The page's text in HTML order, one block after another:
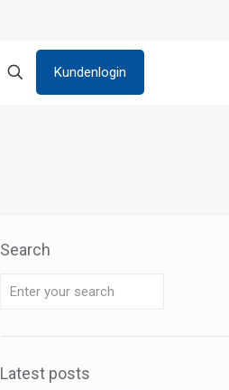
Kundenlogin
Search
Latest posts